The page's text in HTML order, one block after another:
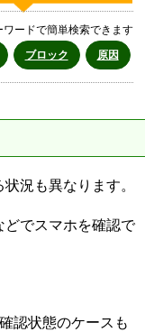
ードで簡単検索できます
ブロック 原因
況も異なります。
どでスマホを確認で
認状態のケースも